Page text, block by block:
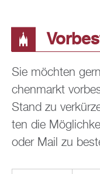
Sie möch­ten
chen­markt
Stand zu
ten die
oder Mail zu